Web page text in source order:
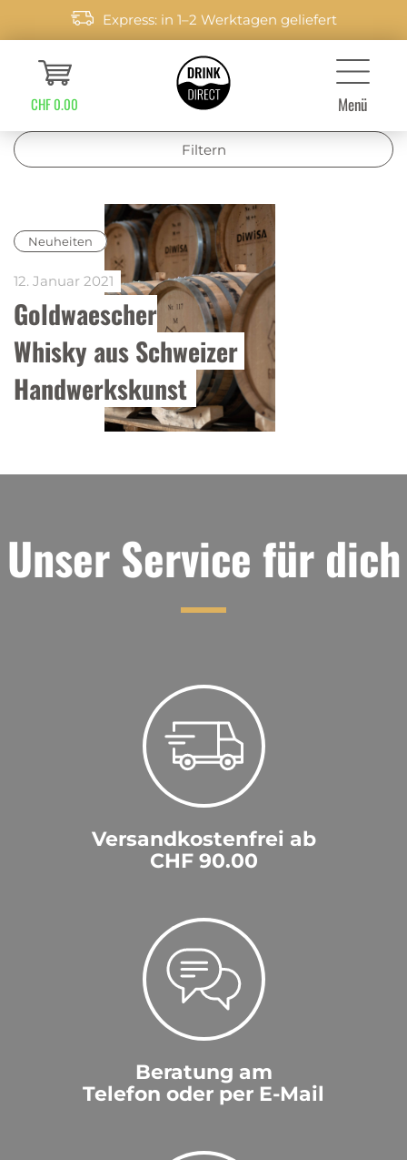
Express: in 1–2 Werktagen geliefert
CHF 0.00 Menü
Filtern
Neuheiten
Goldwaescher
Whisky aus Schweizer
Handwerkskunst
12. Januar 2021
Unser Service für dich
Versandkostenfrei ab
CHF 90.00
Beratung am
Telefon oder per E-Mail